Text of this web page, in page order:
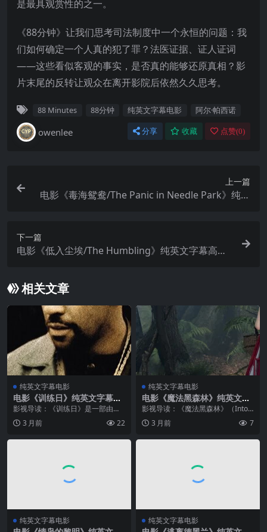
是最具观赏性的之一。
《88分钟》让我们思考司法制度中一个永恒的问题：我
们如何确定一个人真的犯了罪？法医证据、证人证词
——这些看似客观的事实，是否真的能够还原真相？影
片末尾的反转让观众在离开影院后依然久久思考。
88 Minutes 88分钟 纯英文字幕电影 阿尔·帕西诺
owenlee 分享 收藏 点赞(0)
上一篇
电影《毒海鸳鸯/The Panic in Needle Park》纯英
下一篇
电影《低入尘埃/The Humbling》纯英文字幕高清
相关文章
纯英文字幕电影
电影《训练日》纯英文字幕M
P4下载
影视导读：《训练日》是一部由丹
泽尔·华盛顿与伊桑·霍克联袂主演的
犯罪惊悚片，也是华盛顿职业生涯
3 月前 22
纯英文字幕电影
电影《魔法黑森林》纯英文字
幕高清MP4下载
影视导读：《魔法黑森林》（Into t
he Woods，2014）是一部融合多
重元素的口碑佳作，由好莱坞知名
3 月前 7
纯英文字幕电影 纯英文字幕电影